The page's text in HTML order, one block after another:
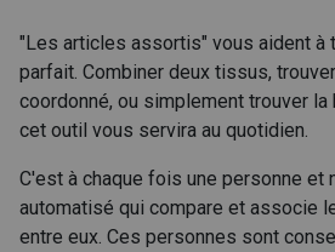
K - Paradise
L - Lazuli
"Les articles assortis" vous aident à
parfait. Combiner deux tissus,
coordonné, ou simplement trouver
cet outil vous servira au quotidien.
C'est à chaque fois une personne et
automatisé qui compare et associe
entre eux. Ces personnes sont